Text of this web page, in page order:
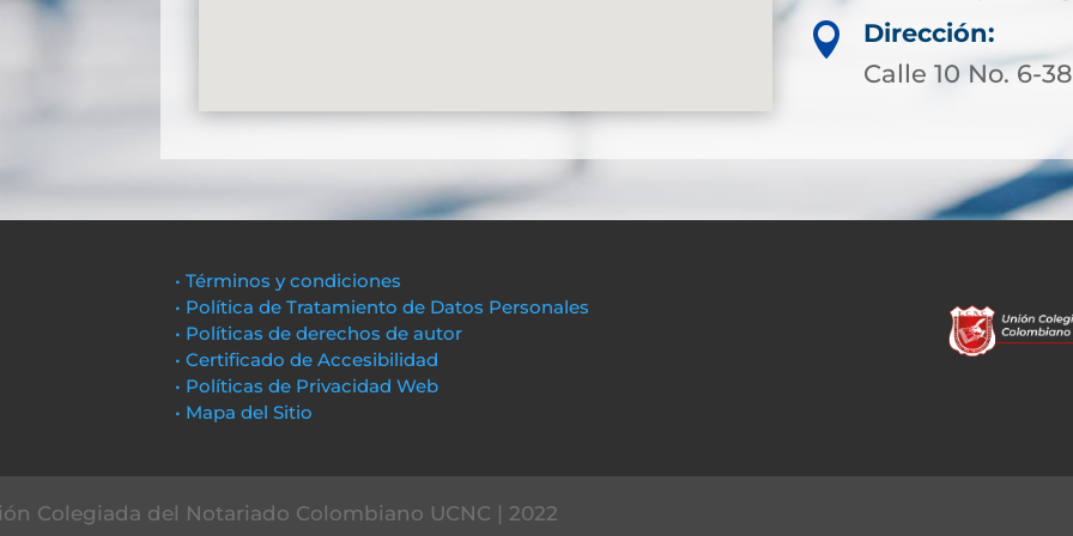

Dirección:
Calle 10 No. 6-38
• Términos y condiciones
• Política de Tratamiento de Datos Personales
• Políticas de derechos de autor
• Certificado de Accesibilidad
• Políticas de Privacidad Web
• Mapa del Sitio
Colegiada del Notariado Colombiano UCNC | 2022